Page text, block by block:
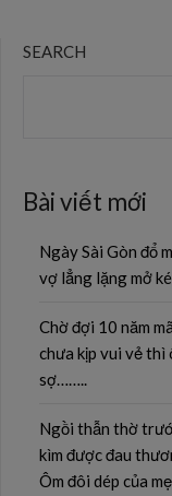
SEARCH
Bài viết mới
Ngày Sài Gòn đổ
vợ lẳng lặng mở
Chờ đợi 10 năm
chưa kịp vui vẻ thì
sợ……..
Ngồi thẫn thờ
kìm được đau
Ôm đôi dép của